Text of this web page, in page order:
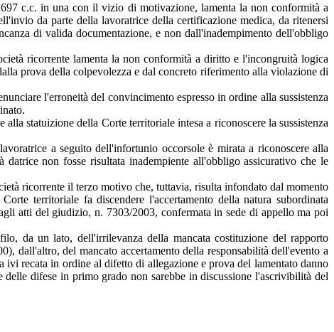
c.c. in una con il vizio di motivazione, lamenta la non conformità a
da parte della lavoratrice della certificazione medica, da ritenersi
di valida documentazione, e non dall'inadempimento dell'obbligo
ricorrente lamenta la non conformità a diritto e l'incongruità logica
prova della colpevolezza e dal concreto riferimento alla violazione di
l'erroneità del convincimento espresso in ordine alla sussistenza
statuizione della Corte territoriale intesa a riconoscere la sussistenza
a seguito dell'infortunio occorsole è mirata a riconoscere alla
datrice non fosse risultata inadempiente all'obbligo assicurativo che le
ricorrente il terzo motivo che, tuttavia, risulta infondato dal momento
territoriale fa discendere l'accertamento della natura subordinata
atti del giudizio, n. 7303/2003, confermata in sede di appello ma poi
da un lato, dell'irrilevanza della mancata costituzione del rapporto
dall'altro, del mancato accertamento della responsabilità dell'evento a
recata in ordine al difetto di allegazione e prova del lamentato danno
difese in primo grado non sarebbe in discussione l'ascrivibilità del